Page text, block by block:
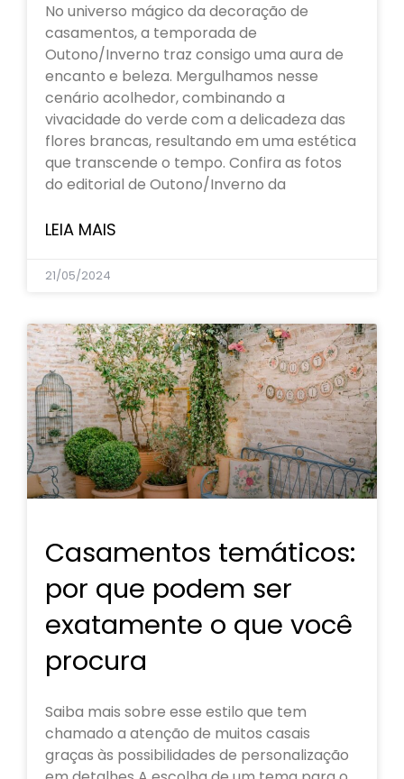
No universo mágico da decoração de
casamentos, a temporada de
Outono/Inverno traz consigo uma aura de
encanto e beleza. Mergulhamos nesse
cenário acolhedor, combinando a
vivacidade do verde com a delicadeza das
flores brancas, resultando em uma estética
que transcende o tempo. Confira as fotos
do editorial de Outono/Inverno da
LEIA MAIS
21/05/2024
Casamentos temáticos:
por que podem ser
exatamente o que você
procura
Saiba mais sobre esse estilo que tem
chamado a atenção de muitos casais
graças às possibilidades de personalização